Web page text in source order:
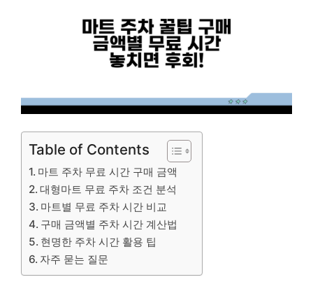
Table of Contents
마트 주차 무료 시간 구매 금액
대형마트 무료 주차 조건 분석
마트별 무료 주차 시간 비교
구매 금액별 주차 시간 계산법
현명한 주차 시간 활용 팁
자주 묻는 질문